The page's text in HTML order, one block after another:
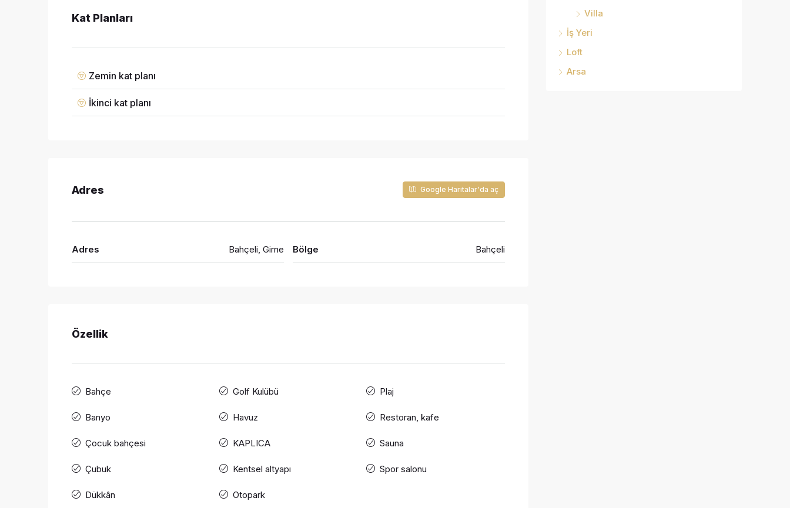
Kat Planları
Zemin kat planı
İkinci kat planı
Adres Google Haritalar'da aç
Adres Bahçeli, Girne Bölge Bahçeli
Özellik
Bahçe
Banyo
Çocuk bahçesi
Çubuk
Dükkân
Golf Kulübü
Havuz
KAPLICA
Kentsel altyapı
Otopark
Plaj
Restoran, kafe
Sauna
Spor salonu
Villa
İş Yeri
Loft
Arsa